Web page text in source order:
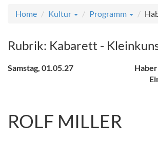
Home Kultur Programm
Rubrik: Kabarett -
Samstag, 01.05.27
ROLF MILLER